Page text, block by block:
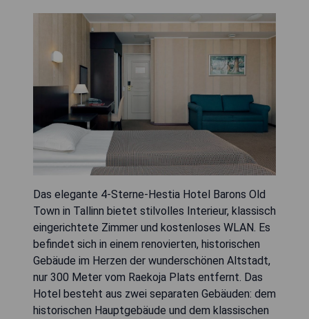
Das elegante 4-Sterne-Hestia Hotel Barons Old
Town in Tallinn bietet stilvolles Interieur, klassisch
eingerichtete Zimmer und kostenloses WLAN. Es
befindet sich in einem renovierten, historischen
Gebäude im Herzen der wunderschönen Altstadt,
nur 300 Meter vom Raekoja Plats entfernt. Das
Hotel besteht aus zwei separaten Gebäuden: dem
historischen Hauptgebäude und dem klassischen